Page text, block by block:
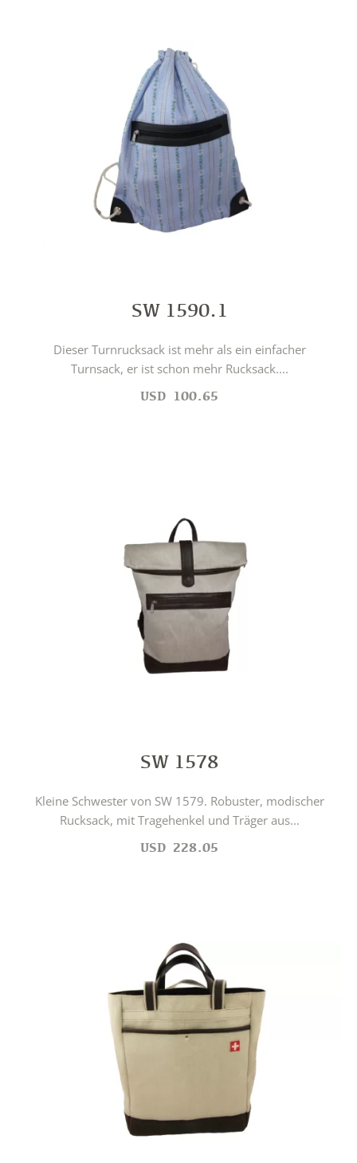
SW 1590.1
Dieser Turnrucksack ist mehr als ein einfacher
Turnsack, er ist schon mehr Rucksack....
USD 100.65
SW 1578
Kleine Schwester von SW 1579. Robuster, modischer
Rucksack, mit Tragehenkel und Träger aus...
USD 228.05